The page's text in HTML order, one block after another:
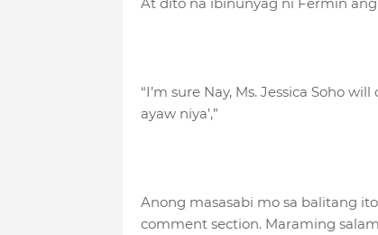
At dito na ibinunyag ni Fermin
“I’m sure Nay, Ms. Jessica Soho
ayaw niya’,”
Anong masasabi mo sa balitang
comment section. Maraming